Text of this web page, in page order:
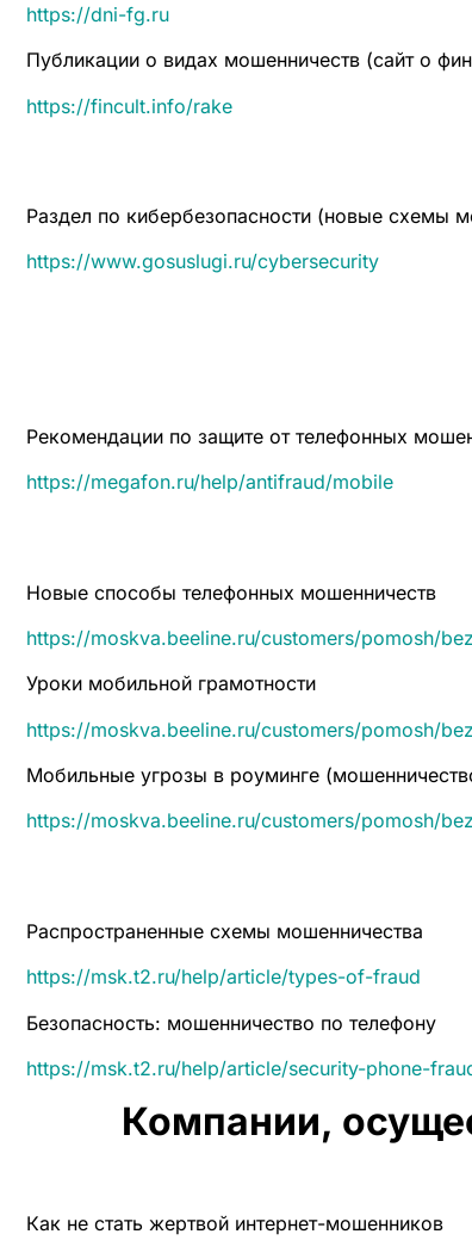
https://dni-fg.ru
Публикации о видах мошенничеств (сайт о
https://fincult.info/rake
Раздел по кибербезопасности (новые схемы
https://www.gosuslugi.ru/cybersecurity
Рекомендации по защите от телефонных
https://megafon.ru/help/antifraud/mobile
Новые способы телефонных мошенничеств
https://moskva.beeline.ru/customers/pomosh/
Уроки мобильной грамотности
https://moskva.beeline.ru/customers/pomosh/
Мобильные угрозы в роуминге
https://moskva.beeline.ru/customers/pomosh/
Распространенные схемы мошенничества
https://msk.t2.ru/help/article/types-of-fraud
Безопасность: мошенничество по телефону
https://msk.t2.ru/help/article/security-phone-
Компании,
Как не стать жертвой интернет-мошенников